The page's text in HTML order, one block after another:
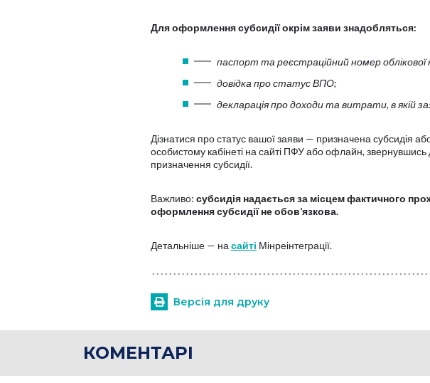
Для оформлення субсидії окрім заяви знадобляться:
паспорт та реєстраційний номер
довідка про статус ВПО;
декларація про доходи та витрати, в якій
Дізнатися про статус вашої заяви — призначена субсидія
особистому кабінеті на сайті ПФУ або офлайн,
призначення субсидії.
Важливо: субсидія надається за місцем фактичного
оформлення субсидії не обов’язкова.
Детальніше — на сайті Мінреінтеграції.
Версія для друку
КОМЕНТАРІ